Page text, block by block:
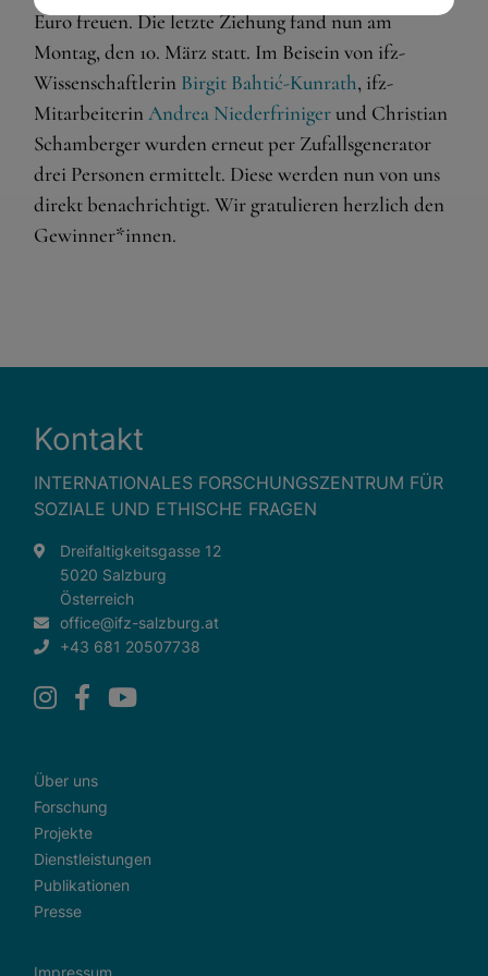
Euro freuen. Die letzte Ziehung fand nun am
Montag, den 10. März statt. Im Beisein von ifz-
Wissenschaftlerin Birgit Bahtić-Kunrath, ifz-
Mitarbeiterin Andrea Niederfrinigerund Christian
Schamberger wurden erneut per Zufallsgenerator
drei Personen ermittelt. Diese werden nun von uns
direkt benachrichtigt. Wir gratulieren herzlich den
Gewinner*innen.
Kontakt
INTERNATIONALES FORSCHUNGSZENTRUM FÜR
SOZIALE UND ETHISCHE FRAGEN
Dreifaltigkeitsgasse 12
5020 Salzburg
Österreich
office@ifz-salzburg.at
+43 681 20507738
Über uns
Forschung
Projekte
Dienstleistungen
Publikationen
Presse
Impressum
Essenzielle Cookies ermöglichen grundlegende Funktionen
und sind für die einwandfreie Funktion der Website
dringend erforderlich.
Warenkorb
Spracheinstellungen
Externe Medien
Wenn Cookies von externen Medien akzeptiert werden,
bedarf der Zugriff auf externe Inhalte keiner manuellen